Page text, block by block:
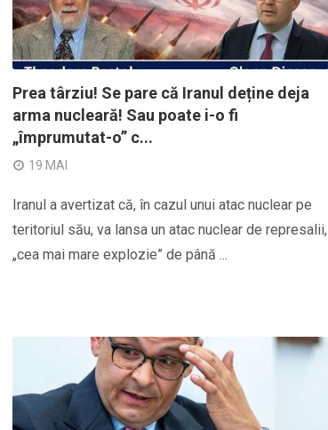
Prea târziu! Se pare că Iranul deține deja
arma nucleară! Sau poate i-o fi
„împrumutat-o” c...
19 MAI
Iranul a avertizat că, în cazul unui atac nuclear pe
teritoriul său, va lansa un atac nuclear de represalii,
„cea mai mare explozie” de până ...